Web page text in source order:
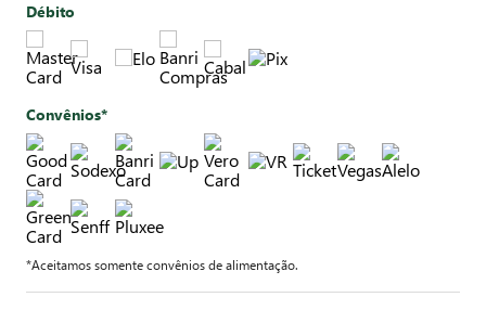
Débito
Convênios*
*Aceitamos somente convênios de alimentação.